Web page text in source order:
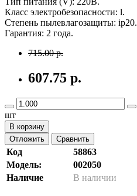
Класс электробезопасности: l.
Степень пылевлагозащиты: ip20.
Гарантия: 2 года.
715.00 р.
607.75 р.
шт
В корзину
Отложить
Сравнить
Код
58863
Модель:
002050
Наличие
В наличии